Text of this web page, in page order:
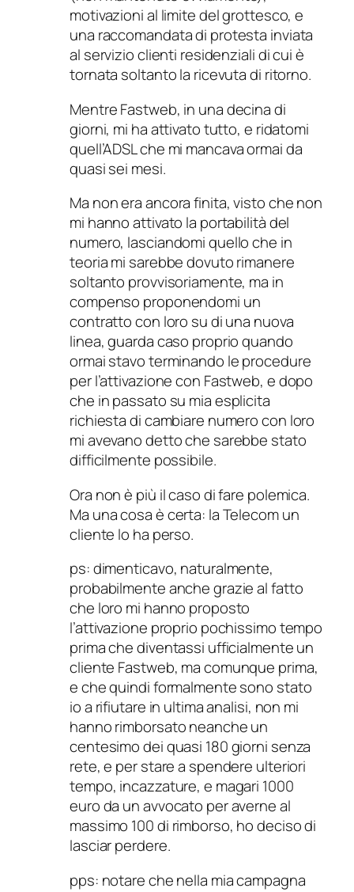
motivazioni al limite del grottesco, e
una raccomandata di protesta inviata
al servizio clienti residenziali di cui è
tornata soltanto la ricevuta di ritorno.
Mentre Fastweb, in una decina di
giorni, mi ha attivato tutto, e ridatomi
quell’ADSL che mi mancava ormai da
quasi sei mesi.
Ma non era ancora finita, visto che non
mi hanno attivato la portabilità del
numero, lasciandomi quello che in
teoria mi sarebbe dovuto rimanere
soltanto provvisoriamente, ma in
compenso proponendomi un
contratto con loro su di una nuova
linea, guarda caso proprio quando
ormai stavo terminando le procedure
per l’attivazione con Fastweb, e dopo
che in passato su mia esplicita
richiesta di cambiare numero con loro
mi avevano detto che sarebbe stato
difficilmente possibile.
Ora non è più il caso di fare polemica.
Ma una cosa è certa: la Telecom un
cliente lo ha perso.
ps: dimenticavo, naturalmente,
probabilmente anche grazie al fatto
che loro mi hanno proposto
l’attivazione proprio pochissimo tempo
prima che diventassi ufficialmente un
cliente Fastweb, ma comunque prima,
e che quindi formalmente sono stato
io a rifiutare in ultima analisi, non mi
hanno rimborsato neanche un
centesimo dei quasi 180 giorni senza
rete, e per stare a spendere ulteriori
tempo, incazzature, e magari 1000
euro da un avvocato per averne al
massimo 100 di rimborso, ho deciso di
lasciar perdere.
pps: notare che nella mia campagna